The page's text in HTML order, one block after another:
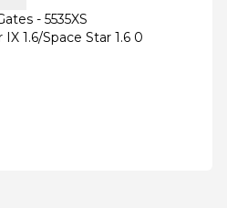
- 5535XS
1.6/Space Star 1.6 0